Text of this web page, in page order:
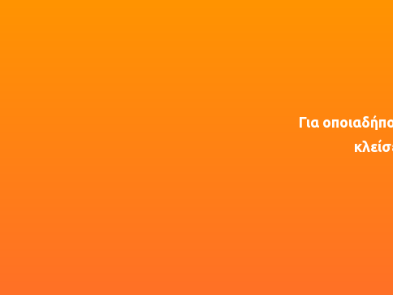
Για